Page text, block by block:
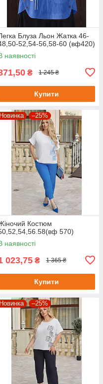
Блуза Льон Жатка 46-
52,54-56,58-60 (вф420)
наявності
₴ 1 245 ₴
Купити
Новинка –25%
Костюм
570)
наявності
023,75 ₴ 1 365 ₴
Купити
Новинка –25%